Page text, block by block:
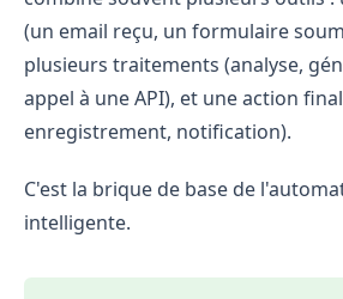
(un email reçu, un formulaire
plusieurs traitements (analyse,
appel à une API), et une action
enregistrement, notification).
C'est la brique de base de
intelligente.